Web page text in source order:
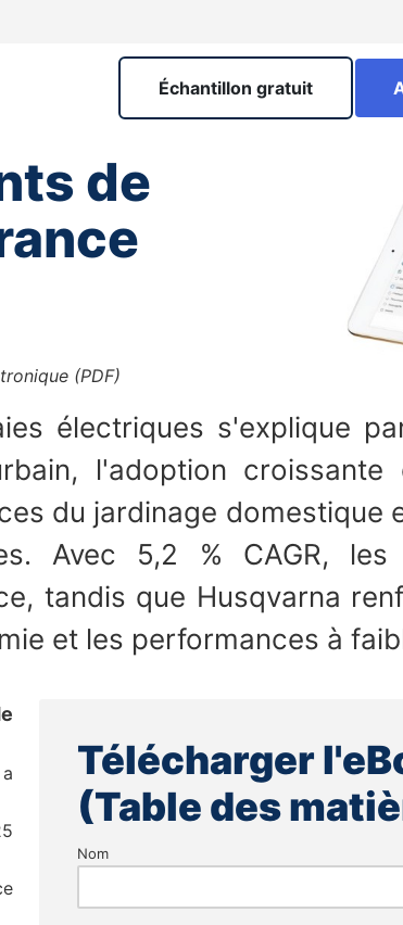
Échantillon gratuit
de
(PDF)
électriques s'explique
l'adoption croissante
du jardinage domestique
Avec 5,2 % CAGR,
tandis que Husqvarna
et les performances à
Télécharger
(Table des
Nom